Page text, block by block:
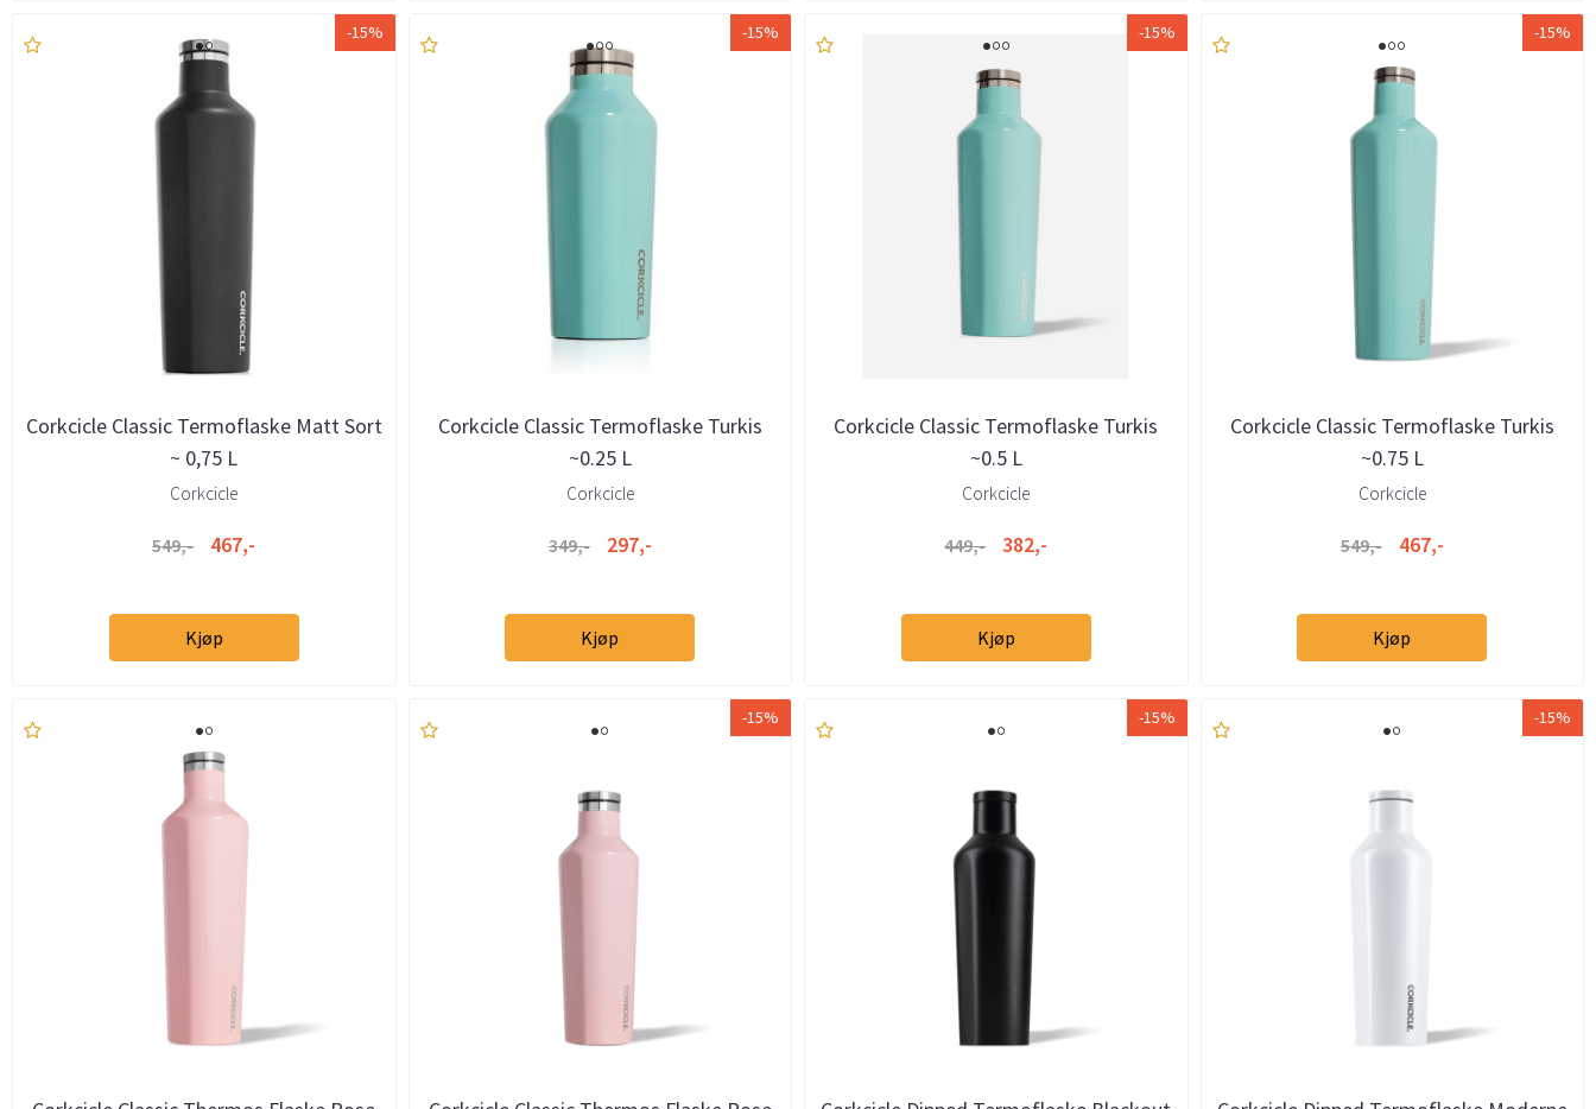
-15%
Corkcicle Classic Termoflaske Matt Sort
~ 0,75 L
Corkcicle
549,- 467,-
Kjøp
-15%
Corkcicle Classic Termoflaske Turkis
~0.25 L
Corkcicle
349,- 297,-
Kjøp
-15%
Corkcicle Classic Termoflaske Turkis
~0.5 L
Corkcicle
449,- 382,-
Kjøp
-15%
Corkcicle Classic Termoflaske Turkis
~0.75 L
Corkcicle
549,- 467,-
Kjøp
-15% -15% -15%